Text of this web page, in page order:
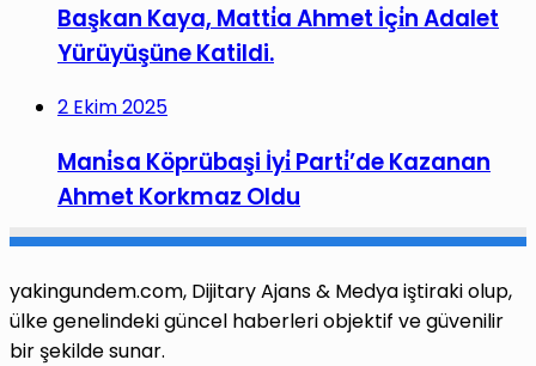
Başkan Kaya, Matti̇a Ahmet İçi̇n Adalet
Yürüyüşüne Katildi.
2 Ekim 2025
Mani̇sa Köprübaşi İyi̇ Parti̇’de Kazanan
Ahmet Korkmaz Oldu
yakingundem.com, Dijitary Ajans & Medya iştiraki olup,
ülke genelindeki güncel haberleri objektif ve güvenilir
bir şekilde sunar.